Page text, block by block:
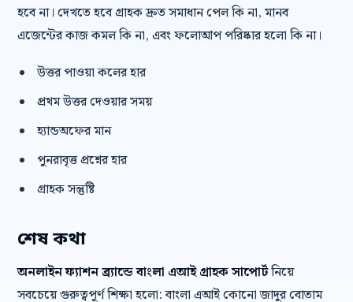
হবে না। দেখতে হবে গ্রাহক দ্রুত সমাধান পেল কি না, মানব
এজেন্টের কাজ কমল কি না, এবং ফলোআপ পরিষ্কার হলো কি না।
উত্তর পাওয়া কলের হার
প্রথম উত্তর দেওয়ার সময়
হ্যান্ডঅফের মান
পুনরাবৃত্ত প্রশ্নের হার
গ্রাহক সন্তুষ্টি
শেষ কথা
অনলাইন ফ্যাশন ব্র্যান্ডে বাংলা এআই গ্রাহক সাপোর্টনিয়ে
সবচেয়ে গুরুত্বপূর্ণ শিক্ষা হলো: বাংলা এআই কোনো জাদুর বোতাম